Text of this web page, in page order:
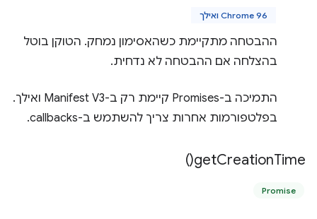
Chrome 96 ואילך
ההבטחה מתקיימת כשהאסימון נמחק. הטוקן בוטל
בהצלחה אם ההבטחה לא נדחית.
התמיכה ב-Promises קיימת רק ב-Manifest V3 ואילך.
בפלטפורמות אחרות צריך להשתמש ב-callbacks.
getCreationTime(
)
Promise